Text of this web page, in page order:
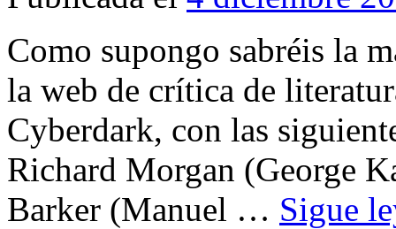
Como supongo sabréis la
la web de crítica de
Cyberdark, con las
Richard Morgan (George
Barker (Manuel … Sigue